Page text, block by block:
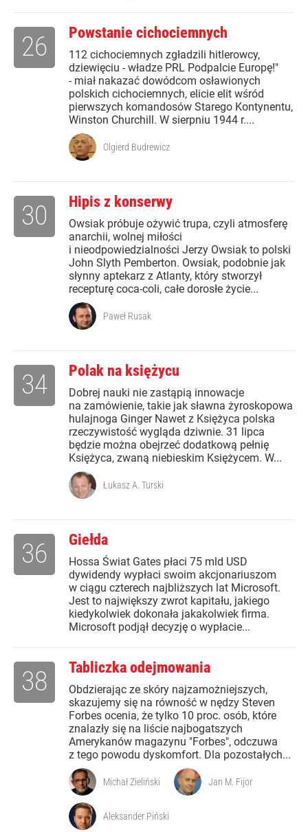
Powstanie cichociemnych
112 cichociemnych zgładzili hitlerowcy,
dziewięciu - władze PRL Podpalcie Europę!"
- miał nakazać dowódcom osławionych
polskich cichociemnych, elicie elit wśród
pierwszych komandosów Starego Kontynentu,
Winston Churchill. W sierpniu 1944 r....
26
Olgierd Budrewicz
Hipis z konserwy
Owsiak próbuje ożywić trupa, czyli atmosferę
anarchii, wolnej miłości
i nieodpowiedzialności Jerzy Owsiak to polski
John Slyth Pemberton. Owsiak, podobnie jak
słynny aptekarz z Atlanty, który stworzył
recepturę coca-coli, całe dorosłe życie...
30
Paweł Rusak
Polak na księżycu
Dobrej nauki nie zastąpią innowacje
na zamówienie, takie jak sławna żyroskopowa
hulajnoga Ginger Nawet z Księżyca polska
rzeczywistość wygląda dziwnie. 31 lipca
będzie można obejrzeć dodatkową pełnię
Księżyca, zwaną niebieskim Księżycem. W...
34
Łukasz A. Turski
Giełda
Hossa Świat Gates płaci 75 mld USD
dywidendy wypłaci swoim akcjonariuszom
w ciągu czterech najbliższych lat Microsoft.
Jest to największy zwrot kapitału, jakiego
kiedykolwiek dokonała jakakolwiek firma.
Microsoft podjął decyzję o wypłacie...
36
Tabliczka odejmowania
Obdzierając ze skóry najzamożniejszych,
skazujemy się na równość w nędzy Steven
Forbes ocenia, że tylko 10 proc. osób, które
znalazły się na liście najbogatszych
Amerykanów magazynu "Forbes", odczuwa
z tego powodu dyskomfort. Dla pozostałych...
38
Michał Zieliński Jan M. Fijor
Aleksander Piński